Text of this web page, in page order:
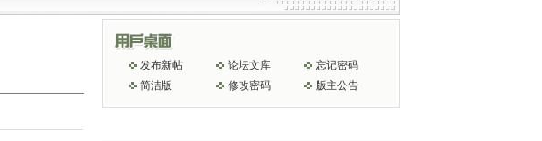
发布新帖 论坛文库
忘记密码
简洁版
修改密码 版主公告